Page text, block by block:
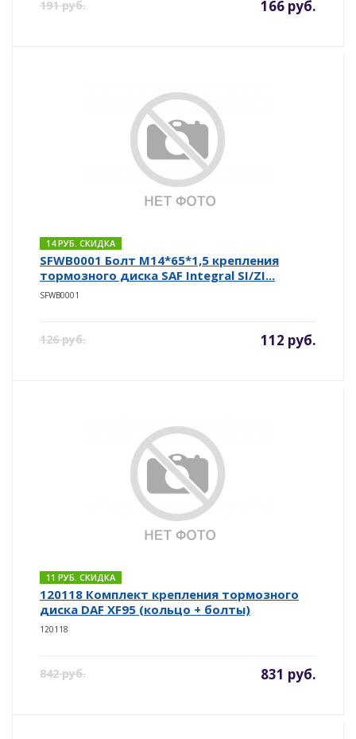
191 руб. 166 руб.
14 РУБ. СКИДКА
SFWB0001 Болт М14*65*1,5 крепления
тормозного диска SAF Integral SI/ZI...
SFWB0001
126 руб. 112 руб.
11 РУБ. СКИДКА
120118 Комплект крепления тормозного
диска DAF XF95 (кольцо + болты)
120118
842 руб. 831 руб.